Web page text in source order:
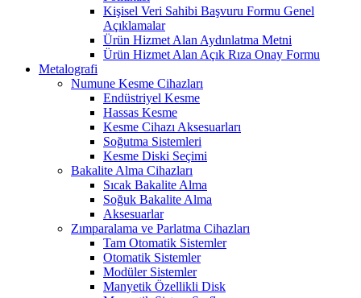
Kişisel Veri Sahibi Başvuru Formu Genel
Açıklamalar
Ürün Hizmet Alan Aydınlatma Metni
Ürün Hizmet Alan Açık Rıza Onay Formu
Metalografi
Numune Kesme Cihazları
Endüstriyel Kesme
Hassas Kesme
Kesme Cihazı Aksesuarları
Soğutma Sistemleri
Kesme Diski Seçimi
Bakalite Alma Cihazları
Sıcak Bakalite Alma
Soğuk Bakalite Alma
Aksesuarlar
Zımparalama ve Parlatma Cihazları
Tam Otomatik Sistemler
Otomatik Sistemler
Modüler Sistemler
Manyetik Özellikli Disk